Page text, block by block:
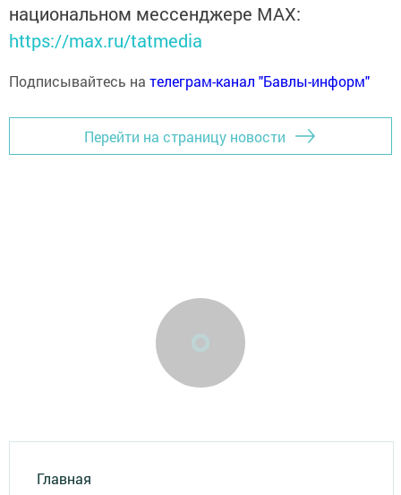
национальном мессенджере MАХ:
https://max.ru/tatmedia
Подписывайтесь на телеграм-канал "Бавлы-информ"
Перейти на страницу новости
Главная